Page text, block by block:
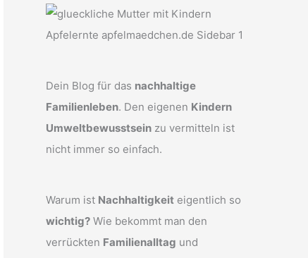
Dein Blog für das nachhaltige
Familienleben. Den eigenen Kindern
Umweltbewusstsein zu vermitteln ist
nicht immer so einfach.
Warum ist Nachhaltigkeit eigentlich so
wichtig? Wie bekommt man den
verrückten Familienalltag und